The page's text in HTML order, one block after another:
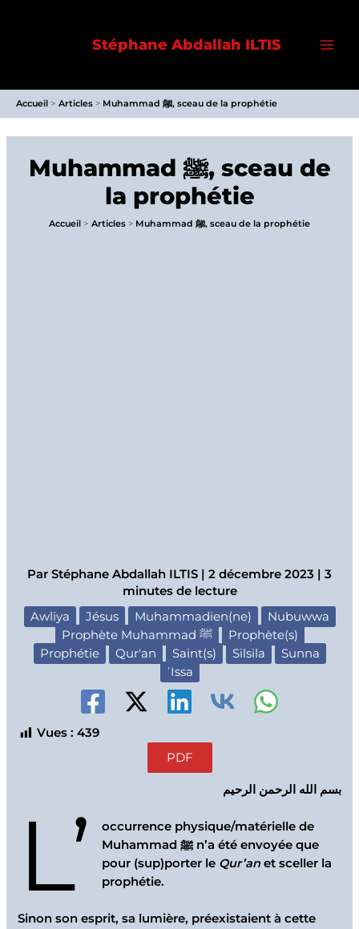
Stéphane Abdallah ILTIS
Accueil Articles Muhammad ﷺ, sceau de la prophétie
Muhammad ﷺ, sceau de
la prophétie
Accueil Articles Muhammad ﷺ, sceau de la prophétie
Par Stéphane Abdallah ILTIS | 2 décembre 2023 | 3
minutes de lecture
Awliya
Jésus Muhammadien(ne)
Nubuwwa
Prophète Muhammad ﷺ
Prophète(s)
Prophétie
Qur'an Saint(s) Silsila
Sunna
ʿIssa
Vues : 439
PDF
بسم الله الرحمن الرحيم
L’
occurrence physique/matérielle de
Muhammad ﷺ n’a été envoyée que
pour (sup)porter le Qur’anet sceller la
prophétie.
Sinon son esprit, sa lumière, préexistaient à cette